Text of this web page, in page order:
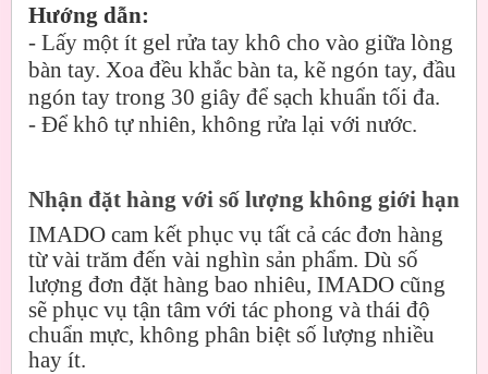
Hướng dẫn:
- Lấy một ít gel rửa tay khô cho vào giữa lòng
bàn tay. Xoa đều khắc bàn ta, kẽ ngón tay, đầu
ngón tay trong 30 giây để sạch khuẩn tối đa.
- Để khô tự nhiên, không rửa lại với nước.
Nhận đặt hàng với số lượng không giới hạn
IMADO cam kết phục vụ tất cả các đơn hàng
từ vài trăm đến vài nghìn sản phẩm. Dù số
lượng đơn đặt hàng bao nhiêu, IMADO cũng
sẽ phục vụ tận tâm với tác phong và thái độ
chuẩn mực, không phân biệt số lượng nhiều
hay ít.